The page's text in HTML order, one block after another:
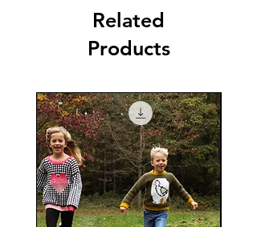
Related
Products